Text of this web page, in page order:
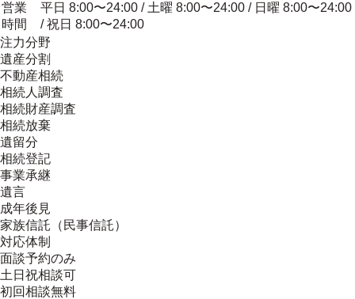
営業
時間
平日 8:00〜24:00 / 土曜 8:00〜24:00 / 日曜 8:00〜24:00
/ 祝日 8:00〜24:00
注力分野
遺産分割
不動産相続
相続人調査
相続財産調査
相続放棄
遺留分
相続登記
事業承継
遺言
成年後見
家族信託（民事信託）
対応体制
面談予約のみ
土日祝相談可
初回相談無料